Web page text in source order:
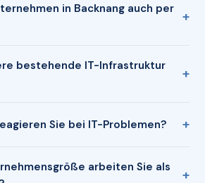
in Backnang auch per
bestehende IT-Infrastruktur
Sie bei IT-Problemen?
arbeiten Sie als